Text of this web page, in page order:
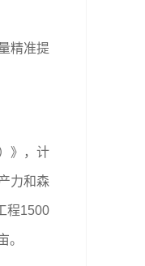
精准提
》，计
力和森
程1500
。